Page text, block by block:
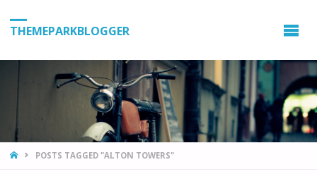
THEMEPARKBLOGGER
HOMEPOSTS TAGGED "ALTON TOWERS"